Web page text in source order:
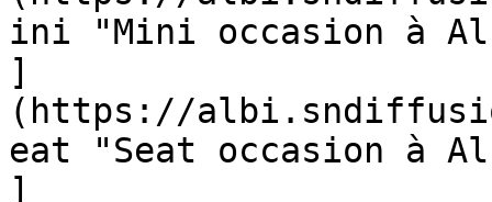
ini "Mini occasion à
]
(https://
eat "Seat occasion à
]